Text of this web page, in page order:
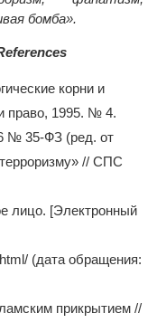
бомба».
корни и
право, 1995. № 4.
№ 35-ФЗ (ред. от
// СПС
лицо. [Электронный
(дата обращения:
прикрытием //